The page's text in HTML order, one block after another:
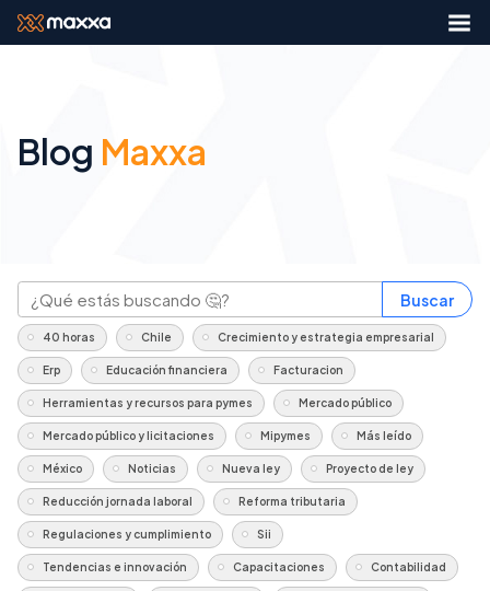
Blog Maxxa
Buscar
40 horas Chile Crecimiento y estrategia empresarial
Erp Educación financiera Facturacion
Herramientas y recursos para pymes Mercado público
Mercado público y licitaciones Mipymes Más leído
México Noticias Nueva ley Proyecto de ley
Reducción jornada laboral Reforma tributaria
Regulaciones y cumplimiento Sii
Tendencias e innovación Capacitaciones Contabilidad